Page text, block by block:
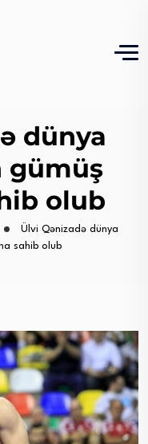
dünya
olub
Ülvi Qənizadə dünya
sahib olub